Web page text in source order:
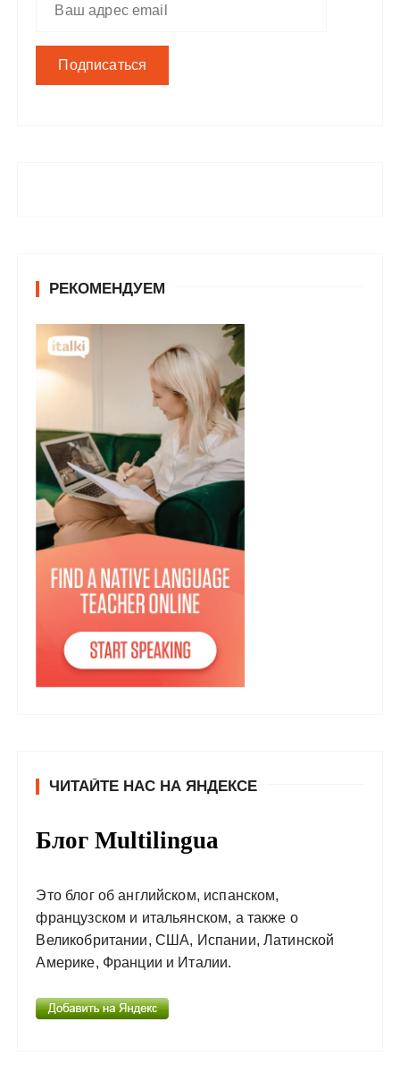
РЕКОМЕНДУЕМ
ЧИТАЙТЕ НАС НА ЯНДЕКСЕ
Блог Multilingua
Это блог об английском, испанском,
французском и итальянском, а также о
Великобритании, США, Испании, Латинской
Америке, Франции и Италии.